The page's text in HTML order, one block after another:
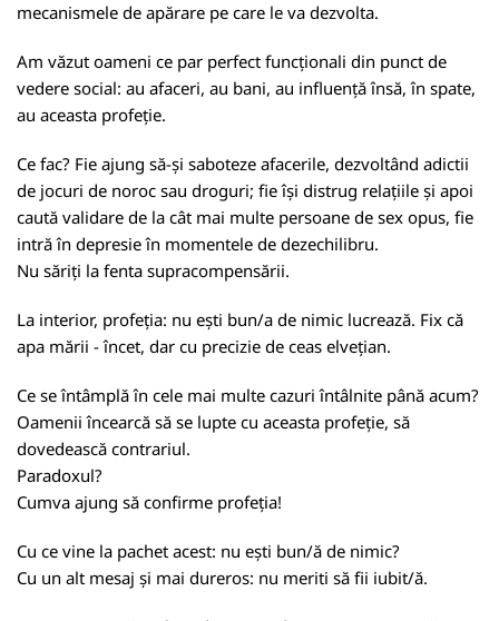
mecanismele de apărare pe care le va dezvolta.
Am văzut oameni ce par perfect funcționali din punct de
vedere social: au afaceri, au bani, au influență însă, în spate,
au aceasta profeție.
Ce fac? Fie ajung să-și saboteze afacerile, dezvoltând adictii
de jocuri de noroc sau droguri; fie își distrug relațiile și apoi
caută validare de la cât mai multe persoane de sex opus, fie
intră în depresie în momentele de dezechilibru.
Nu săriți la fenta supracompensării.
La interior, profeția: nu ești bun/a de nimic lucrează. Fix că
apa mării - încet, dar cu precizie de ceas elvețian.
Ce se întâmplă în cele mai multe cazuri întâlnite până acum?
Oamenii încearcă să se lupte cu aceasta profeție, să
dovedească contrariul.
Paradoxul?
Cumva ajung să confirme profeția!
Cu ce vine la pachet acest: nu ești bun/ă de nimic?
Cu un alt mesaj și mai dureros: nu meriti să fii iubit/ă.